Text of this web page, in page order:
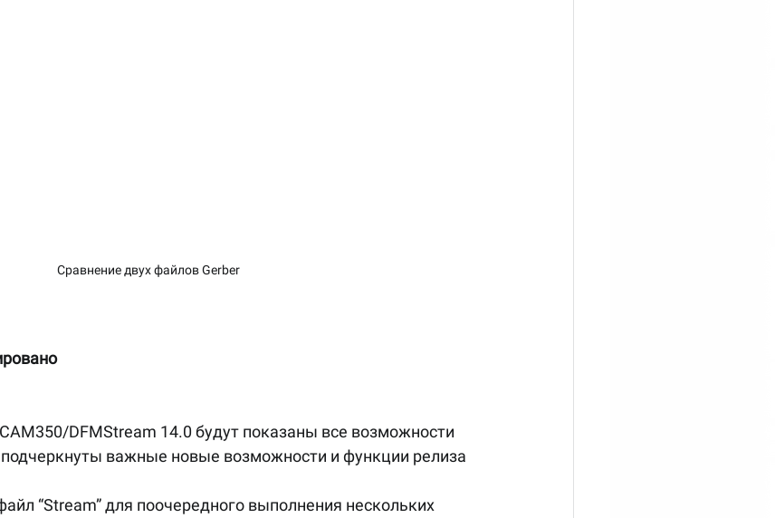
Сравнение двух файлов Gerber
DFMStream 14.0 будут показаны все возможности
важные новые возможности и функции релиза
“Stream” для поочередного выполнения нескольких